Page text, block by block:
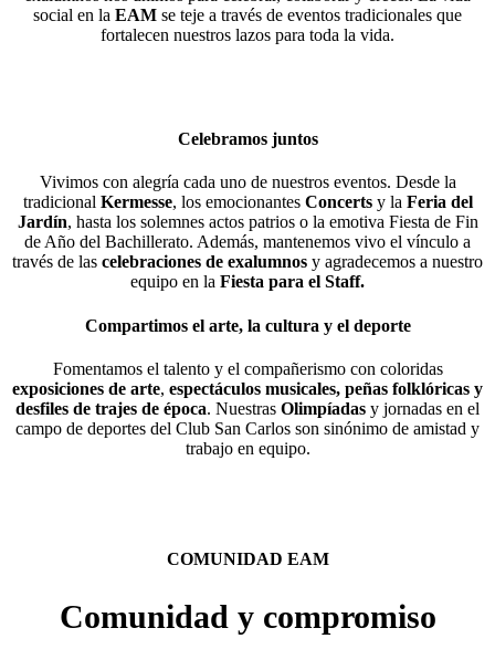
social en la EAM se teje a través de eventos tradicionales que
fortalecen nuestros lazos para toda la vida.
Celebramos juntos
Vivimos con alegría cada uno de nuestros eventos. Desde la
tradicional Kermesse, los emocionantes Concertsy la Feria del
Jardín, hasta los solemnes actos patrios o la emotiva Fiesta de Fin
de Año del Bachillerato. Además, mantenemos vivo el vínculo a
través de las celebraciones de exalumnos y agradecemos a nuestro
equipo en la Fiesta para el Staff.
Compartimos el arte, la cultura y el deporte
Fomentamos el talento y el compañerismo con coloridas
exposiciones de arte, espectáculos musicales, peñas folklóricas y
desfiles de trajes de época. Nuestras Olimpíadas y jornadas en el
campo de deportes del Club San Carlos son sinónimo de amistad y
trabajo en equipo.
COMUNIDAD EAM
Comunidad y compromiso